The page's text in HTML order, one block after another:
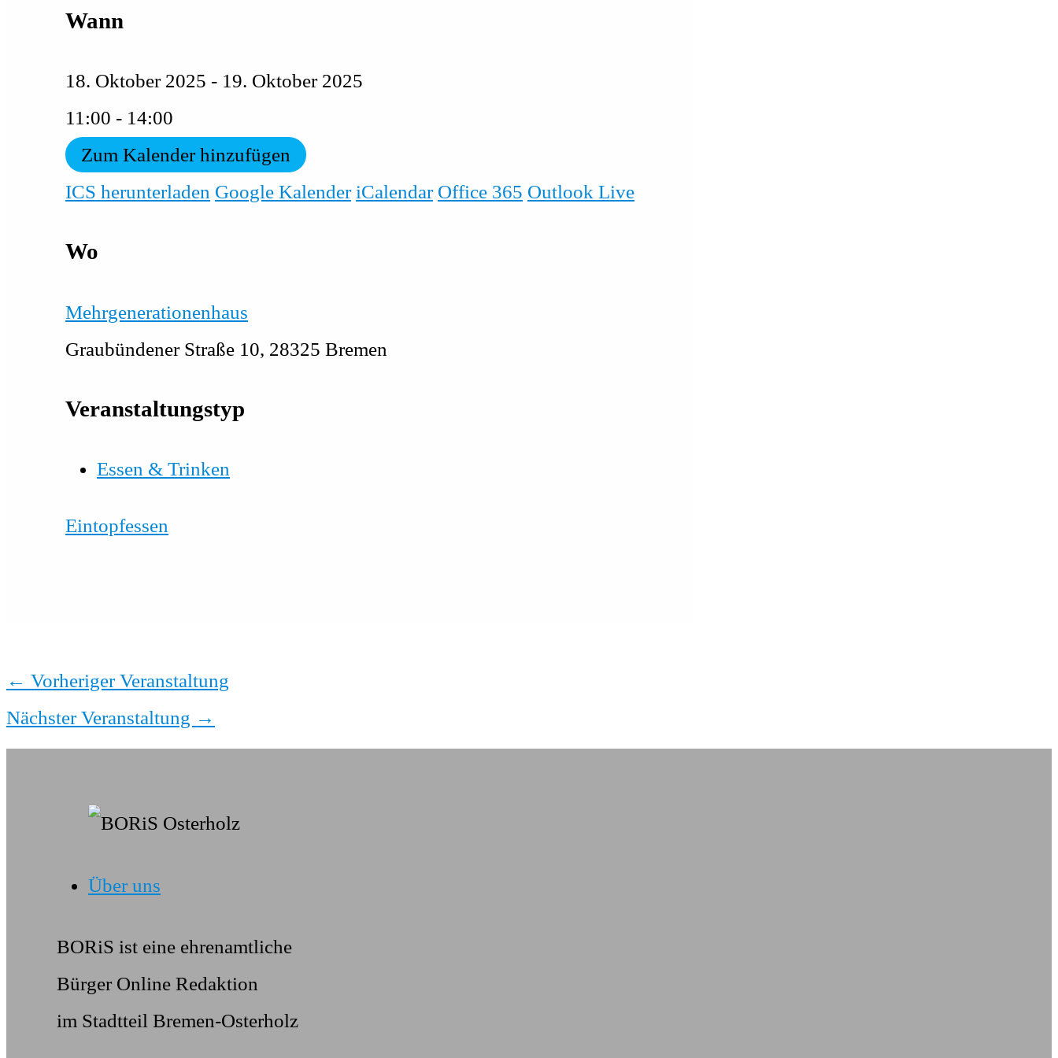
Wann
18. Oktober 2025 - 19. Oktober 2025
11:00 - 14:00
Zum Kalender hinzufügen
ICS herunterladen Google Kalender iCalendar Office 365 Outlook Live
Wo
Mehrgenerationenhaus
Graubündener Straße 10, 28325 Bremen
Veranstaltungstyp
Essen & Trinken
Eintopfessen
← Vorheriger Veranstaltung
Nächster Veranstaltung →
Über uns
BORiS ist eine ehrenamtliche
Bürger Online Redaktion
im Stadtteil Bremen-Osterholz